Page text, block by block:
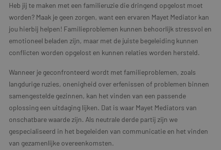
Heb jij te maken met een familieruzie die dringend opgelost moet
worden? Maak je geen zorgen, want een ervaren Mayet Mediator kan
jou hierbij helpen! Familieproblemen kunnen behoorlijk stressvol en
emotioneel beladen zijn, maar met de juiste begeleiding kunnen
conflicten worden opgelost en kunnen relaties worden hersteld.
Wanneer je geconfronteerd wordt met familieproblemen, zoals
langdurige ruzies, onenigheid over erfenissen of problemen binnen
samengestelde gezinnen, kan het vinden van een passende
oplossing een uitdaging lijken. Dat is waar Mayet Mediators van
onschatbare waarde zijn. Als neutrale derde partij zijn we
gespecialiseerd in het begeleiden van communicatie en het vinden
van gezamenlijke overeenkomsten.